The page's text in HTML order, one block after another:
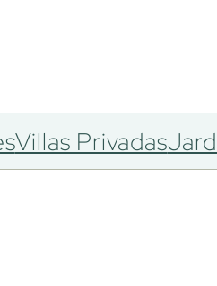
Villas Privadas